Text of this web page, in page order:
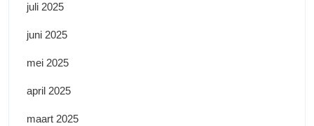
juli 2025
juni 2025
mei 2025
april 2025
maart 2025